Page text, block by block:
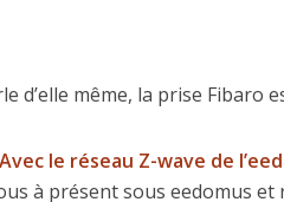
d’elle même, la prise Fibaro
Avec le réseau Z-wave de
à présent sous eedomus